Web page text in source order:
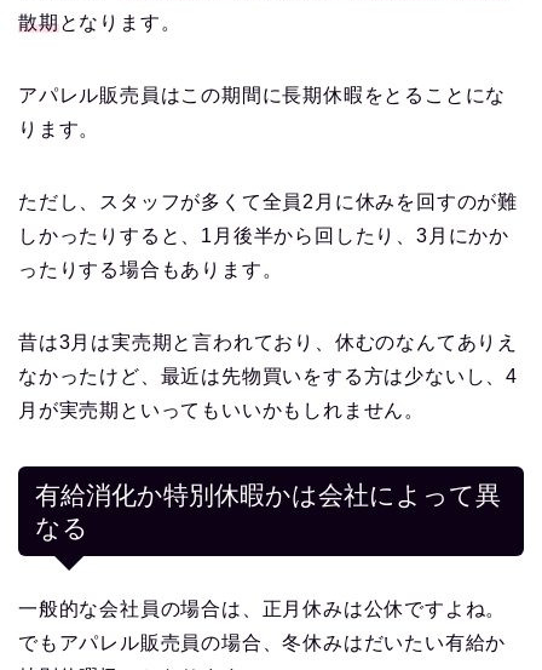
散期となります。
アパレル販売員はこの期間に長期休暇をとることにな
ります。
ただし、スタッフが多くて全員2月に休みを回すのが難
しかったりすると、1月後半から回したり、3月にかか
ったりする場合もあります。
昔は3月は実売期と言われており、休むのなんてありえ
なかったけど、最近は先物買いをする方は少ないし、4
月が実売期といってもいいかもしれません。
有給消化か特別休暇かは会社によって異
なる
一般的な会社員の場合は、正月休みは公休ですよね。
でもアパレル販売員の場合、冬休みはだいたい有給か